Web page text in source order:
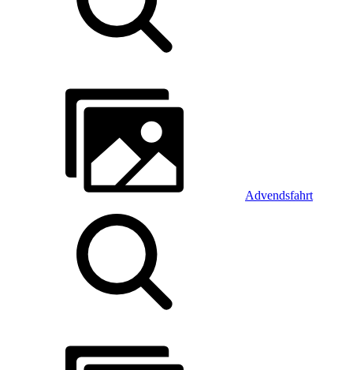
Advendsfahrt